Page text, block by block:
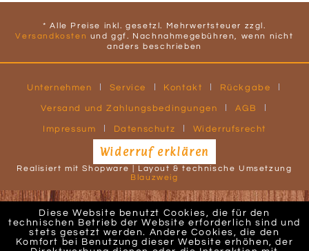
* Alle Preise inkl. gesetzl. Mehrwertsteuer zzgl.
Versandkosten und ggf. Nachnahmegebühren, wenn nicht
anders beschrieben
Unternehmen Service Kontakt Rückgabe
Versand und Zahlungsbedingungen AGB
Impressum Datenschutz Widerrufsrecht
Widerruf erklären
Realisiert mit Shopware | Layout & technische Umsetzung
Blauzweig
Diese Website benutzt Cookies, die für den
technischen Betrieb der Website erforderlich sind und
stets gesetzt werden. Andere Cookies, die den
Komfort bei Benutzung dieser Website erhöhen, der